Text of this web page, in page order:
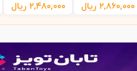
۲,۸۶۰,۰۰۰ ریال ۲,۴۸۰,۰۰۰ ریال